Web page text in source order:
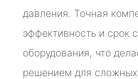
давления. Точная
эффективность и срок
оборудования, что
решением для